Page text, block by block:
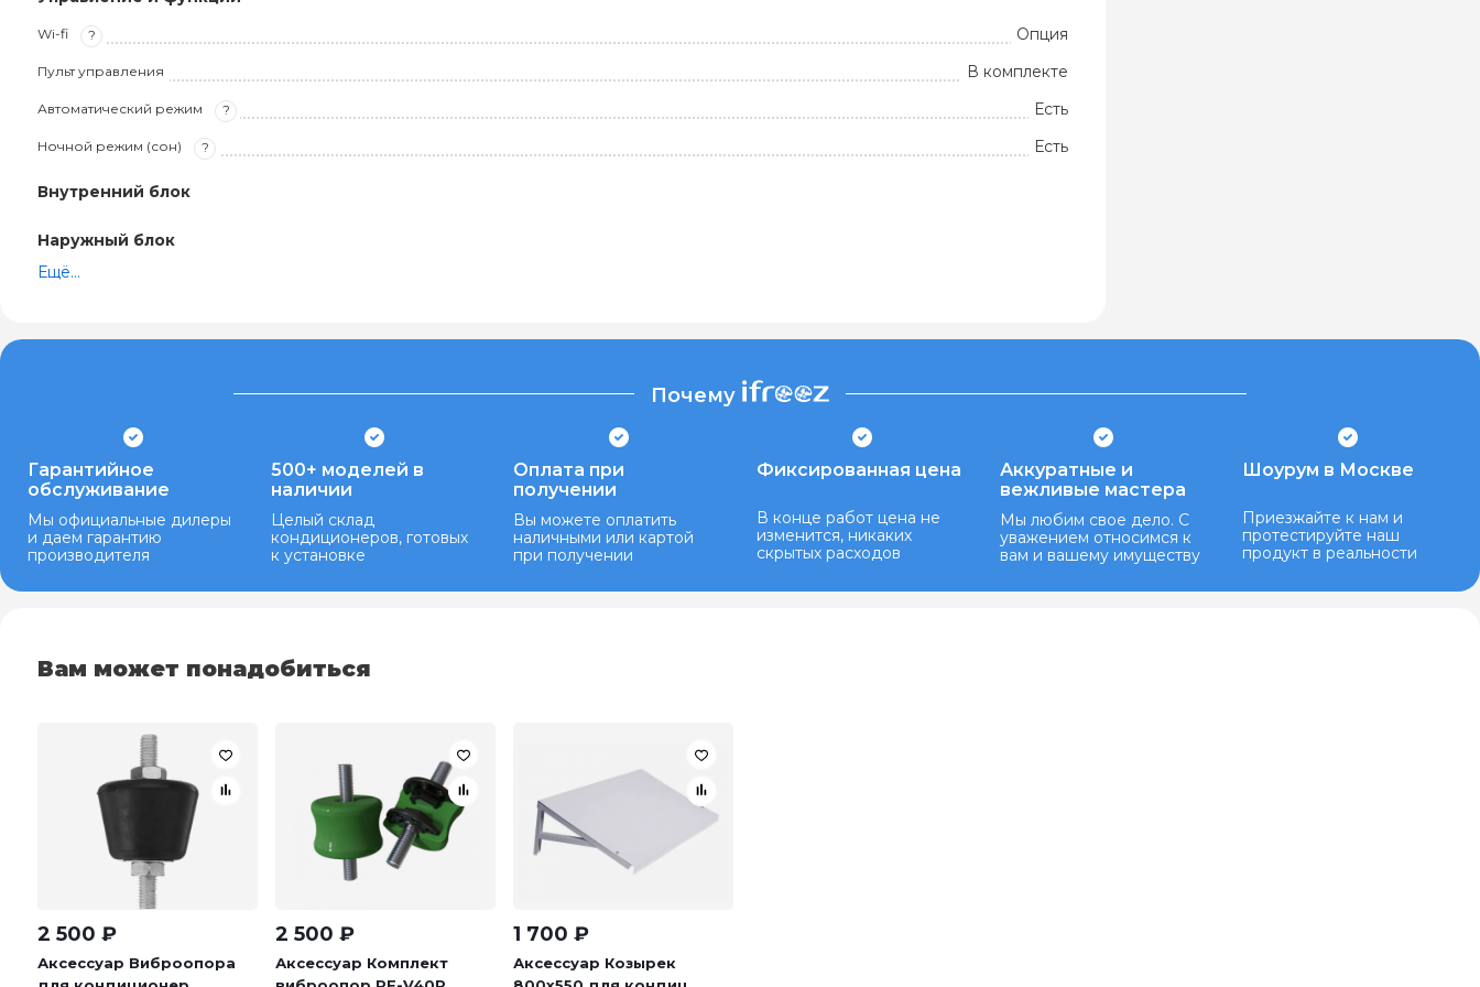
Wi-fi ? Опция
Пульт управления В комплекте
Автоматический режим ? Есть
Ночной режим (сон) ? Есть
Внутренний блок
Наружный блок
Ещё...
Почему
Гарантийное
обслуживание
Мы официальные дилеры
и даем гарантию
производителя
500+ моделей в
наличии
Целый склад
кондиционеров, готовых
к установке
Оплата при
получении
Вы можете оплатить
наличными или картой
при получении
Фиксированная цена
В конце работ цена не
изменится, никаких
скрытых расходов
Аккуратные и
вежливые мастера
Мы любим свое дело. С
уважением относимся к
вам и вашему имуществу
Шоурум в Москве
Приезжайте к нам и
протестируйте наш
продукт в реальности
Вам может понадобиться
2 500 ₽
Аксессуар Виброопора
2 500 ₽
Аксессуар Комплект
1 700 ₽
Аксессуар Козырек